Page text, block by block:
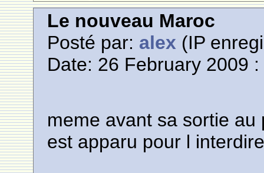
Le nouveau Maroc
Posté par: alex (IP
Date: 26 February 2009
meme avant sa sortie
est apparu pour l